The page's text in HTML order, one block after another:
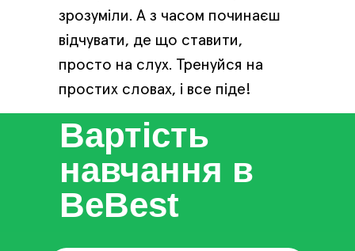
зрозуміли. А з часом починаєш
відчувати, де що ставити,
просто на слух. Тренуйся на
простих словах, і все піде!
Вартість
навчання в
BeBest